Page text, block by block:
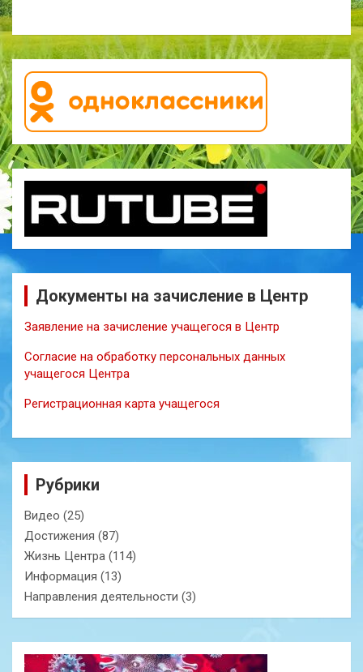
Документы на зачисление в Центр
Заявление на зачисление учащегося в Центр
Согласие на обработку персональных данных
учащегося Центра
Регистрационная карта учащегося
Рубрики
Видео (25)
Достижения (87)
Жизнь Центра (114)
Информация (13)
Направления деятельности (3)